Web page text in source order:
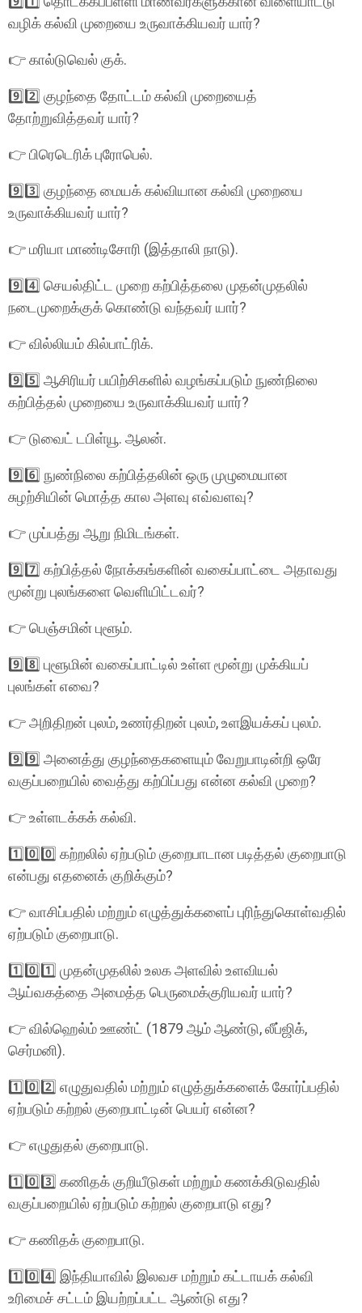
வழிக் கல்வி முறையை உருவாக்கியவர் யார்?
👉 கால்டுவெல் குக்.
9️⃣2️⃣ குழந்தை தோட்டம் கல்வி முறையைத்
தோற்றுவித்தவர் யார்?
👉 பிரெடெரிக் புரோபெல்.
9️⃣3️⃣ குழந்தை மையக் கல்வியான கல்வி முறையை
உருவாக்கியவர் யார்?
👉 மரியா மாண்டிசோரி (இத்தாலி நாடு).
9️⃣4️⃣ செயல்திட்ட முறை கற்பித்தலை முதன்முதலில்
நடைமுறைக்குக் கொண்டு வந்தவர் யார்?
👉 வில்லியம் கில்பாட்ரிக்.
9️⃣5️⃣ ஆசிரியர் பயிற்சிகளில் வழங்கப்படும் நுண்நிலை
கற்பித்தல் முறையை உருவாக்கியவர் யார்?
👉 டுவைட் டபிள்யூ. ஆலன்.
9️⃣6️⃣ நுண்நிலை கற்பித்தலின் ஒரு முழுமையான
சுழற்சியின் மொத்த கால அளவு எவ்வளவு?
👉 முப்பத்து ஆறு நிமிடங்கள்.
9️⃣7️⃣ கற்பித்தல் நோக்கங்களின் வகைப்பாட்டை அதாவது
மூன்று புலங்களை வெளியிட்டவர்?
👉 பெஞ்சமின் புளூம்.
9️⃣8️⃣ புளூமின் வகைப்பாட்டில் உள்ள மூன்று முக்கியப்
புலங்கள் எவை?
👉 அறிதிறன் புலம், உணர்திறன் புலம், உளஇயக்கப் புலம்.
9️⃣9️⃣ அனைத்து குழந்தைகளையும் வேறுபாடின்றி ஒரே
வகுப்பறையில் வைத்து கற்பிப்பது என்ன கல்வி முறை?
👉 உள்ளடக்கக் கல்வி.
1️⃣0️⃣0️⃣ கற்றலில் ஏற்படும் குறைபாடான படித்தல் குறைபாடு
என்பது எதனைக் குறிக்கும்?
👉 வாசிப்பதில் மற்றும் எழுத்துக்களைப் புரிந்துகொள்வதில்
ஏற்படும் குறைபாடு.
1️⃣0️⃣1️⃣ முதன்முதலில் உலக அளவில் உளவியல்
ஆய்வகத்தை அமைத்த பெருமைக்குரியவர் யார்?
👉 வில்ஹெல்ம் ஊண்ட் (1879 ஆம் ஆண்டு, லீப்ஜிக்,
செர்மனி).
1️⃣0️⃣2️⃣ எழுதுவதில் மற்றும் எழுத்துக்களைக் கோர்ப்பதில்
ஏற்படும் கற்றல் குறைபாட்டின் பெயர் என்ன?
👉 எழுதுதல் குறைபாடு.
1️⃣0️⃣3️⃣ கணிதக் குறியீடுகள் மற்றும் கணக்கிடுவதில்
வகுப்பறையில் ஏற்படும் கற்றல் குறைபாடு எது?
👉 கணிதக் குறைபாடு.
1️⃣0️⃣4️⃣ இந்தியாவில் இலவச மற்றும் கட்டாயக் கல்வி
உரிமைச் சட்டம் இயற்றப்பட்ட ஆண்டு எது?